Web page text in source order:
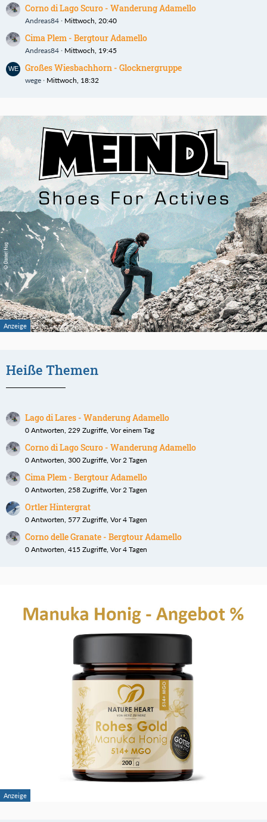
Corno di Lago Scuro - Wanderung Adamello
Andreas84 Mittwoch, 20:40
Cima Plem - Bergtour Adamello
Andreas84 Mittwoch, 19:45
Großes Wiesbachhorn - Glocknergruppe
wege Mittwoch, 18:32
Heiße Themen
Lago di Lares - Wanderung Adamello
0 Antworten, 229 Zugriffe, Vor einem Tag
Corno di Lago Scuro - Wanderung Adamello
0 Antworten, 300 Zugriffe, Vor 2 Tagen
Cima Plem - Bergtour Adamello
0 Antworten, 258 Zugriffe, Vor 2 Tagen
Ortler Hintergrat
0 Antworten, 577 Zugriffe, Vor 4 Tagen
Corno delle Granate - Bergtour Adamello
0 Antworten, 415 Zugriffe, Vor 4 Tagen